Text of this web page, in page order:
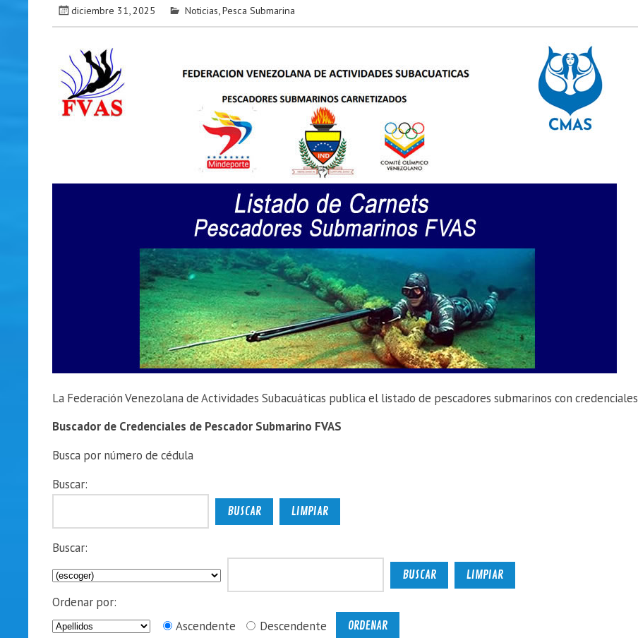
diciembre 31, 2025 Noticias ,Pesca Submarina
La Federación Venezolana de Actividades Subacuáticas publica el listado de pescadores submarinos con credenciales
Buscador de Credenciales de Pescador Submarino FVAS
Busca por número de cédula
Buscar:
Buscar:
Ordenar por:
Ascendente
Descendente